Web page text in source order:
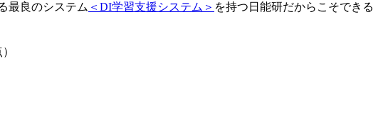
最良のシステム ＜DI学習支援システム＞ を持つ日能研だからこそできる